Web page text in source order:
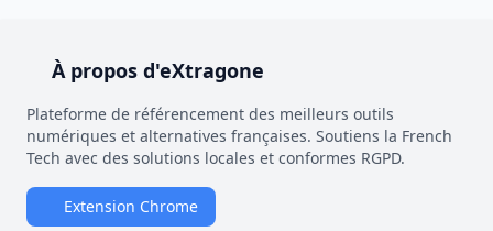
À propos d'eXtragone
Plateforme de référencement des meilleurs outils
numériques et alternatives françaises. Soutiens la French
Tech avec des solutions locales et conformes RGPD.
Extension Chrome